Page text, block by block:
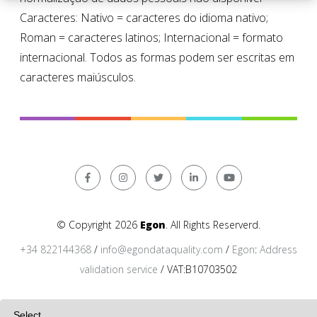
Caracteres: Nativo = caracteres do idioma nativo;
Roman = caracteres latinos; Internacional = formato
internacional. Todos as formas podem ser escritas em
caracteres maiúsculos.
© Copyright 2026 Egon. All Rights Reserverd.
+34 822144368 / info@egondataquality.com / Egon: Address
validation service / VAT:B10703502